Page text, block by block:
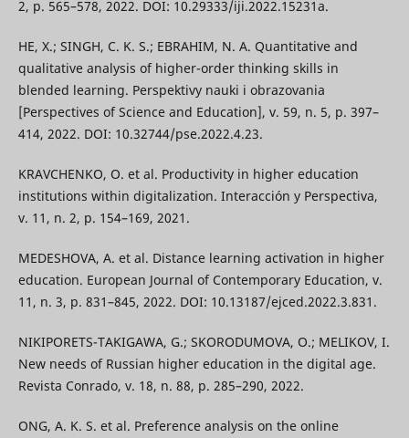
2, p. 565–578, 2022. DOI: 10.29333/iji.2022.15231a.
HE, X.; SINGH, C. K. S.; EBRAHIM, N. A. Quantitative and
qualitative analysis of higher-order thinking skills in
blended learning. Perspektivy nauki i obrazovania
[Perspectives of Science and Education], v. 59, n. 5, p. 397–
414, 2022. DOI: 10.32744/pse.2022.4.23.
KRAVCHENKO, O. et al. Productivity in higher education
institutions within digitalization. Interacción y Perspectiva,
v. 11, n. 2, p. 154–169, 2021.
MEDESHOVA, А. et al. Distance learning activation in higher
education. European Journal of Contemporary Education, v.
11, n. 3, p. 831–845, 2022. DOI: 10.13187/ejced.2022.3.831.
NIKIPORETS-TAKIGAWA, G.; SKORODUMOVA, O.; MELIKOV, I.
New needs of Russian higher education in the digital age.
Revista Conrado, v. 18, n. 88, p. 285–290, 2022.
ONG, A. K. S. et al. Preference analysis on the online